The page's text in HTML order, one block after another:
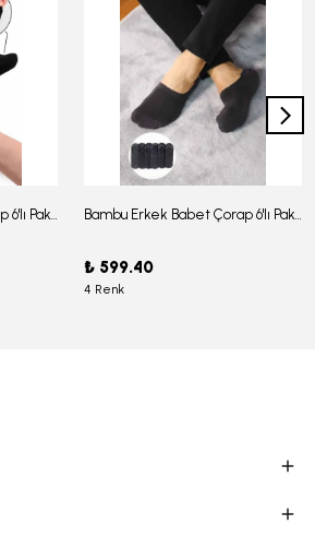
Bambu Erkek Babet Çorap 6'lı Paket - J-03 Bambu Erkek Babet Çorap 6'lı Paket -J-08
₺ 599.40
4 Renk